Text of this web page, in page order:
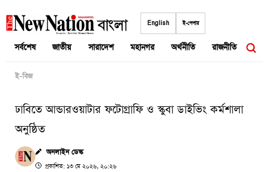
to
English ই-পেপার
সর্বশেষ জাতীয় সারাদেশ মহানগর অর্থনীতি রাজনীতি
ই-বিজ
ঢাবিতে আন্ডারওয়াটার ফটোগ্রাফি ও স্কুবা ডাইভিং কর্মশালা
অনুষ্ঠিত
অনলাইন ডেস্ক
প্রকাশিত: ১৩ মে ২০২৬, ২০:২৬